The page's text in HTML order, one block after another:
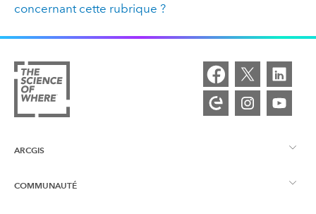
concernant cette rubrique ?
ARCGIS
Vue d’ensemble d’ArcGIS
COMMUNAUTÉ